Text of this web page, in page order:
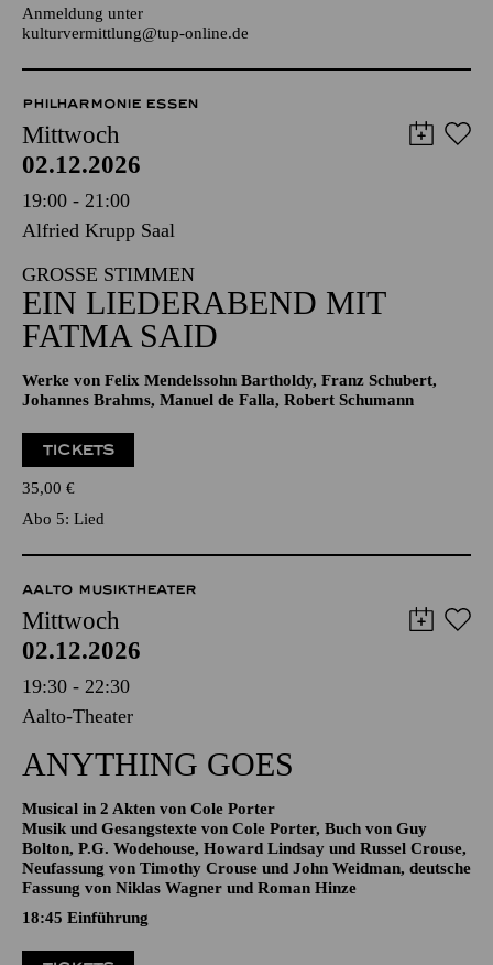
Für Kinder und Jugendliche von 10 bis 13 Jahren
kulturvermittlung@tup-online.de
PHILHARMONIE ESSEN
Mittwoch
02.12.2026
19:00 - 21:00
Alfried Krupp Saal
GROSSE STIMMEN
EIN LIEDERABEND MIT
FATMA SAID
Werke von Felix Mendelssohn Bartholdy, Franz Schubert,
Johannes Brahms, Manuel de Falla, Robert Schumann
TICKETS
35,00€
Abo 5: Lied
AALTO MUSIKTHEATER
Mittwoch
02.12.2026
19:30 - 22:30
ANYTHING GOES
Musical in 2 Akten von Cole Porter
Musik und Gesangstexte von Cole Porter, Buch von Guy
Bolton, P.G. Wodehouse, Howard Lindsay und Russel Crouse,
Fassung von Niklas Wagner und Roman Hinze